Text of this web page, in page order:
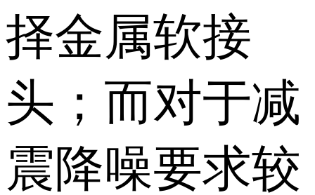
择金属软接
头；而对于减
震降噪要求较